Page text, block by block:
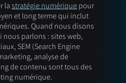
la stratégie numérique pour
et long terme qui inclut
Quand nous disons
nous parlons : sites web,
SEM (Search Engine
analyse de
de contenu sont tous des
numérique.